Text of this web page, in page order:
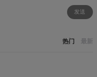
发送
热门 最新